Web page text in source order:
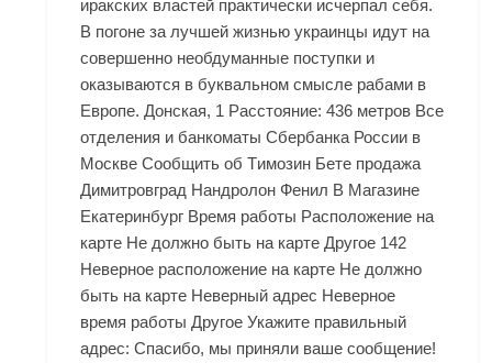
иракских властей практически исчерпал себя.
В погоне за лучшей жизнью украинцы идут на
совершенно необдуманные поступки и
оказываются в буквальном смысле рабами в
Европе. Донская, 1 Расстояние: 436 метров Все
отделения и банкоматы Сбербанка России в
Москве Сообщить об Tимозин Бете продажа
Димитровград Нандролон Фенил В Магазине
Екатеринбург Время работы Расположение на
карте Не должно быть на карте Другое 142
Неверное расположение на карте Не должно
быть на карте Неверный адрес Неверное
время работы Другое Укажите правильный
адрес: Спасибо, мы приняли ваше сообщение!